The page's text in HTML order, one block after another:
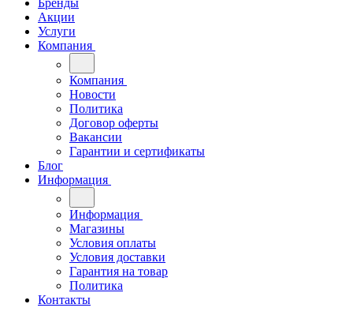
Бренды
Акции
Услуги
Компания
Компания
Новости
Политика
Договор оферты
Вакансии
Гарантии и сертификаты
Блог
Информация
Информация
Магазины
Условия оплаты
Условия доставки
Гарантия на товар
Политика
Контакты